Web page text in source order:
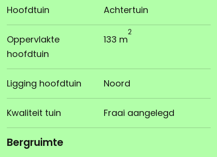
Hoofdtuin Achtertuin
Oppervlakte
hoofdtuin
133 m
2
Ligging hoofdtuin Noord
Kwaliteit tuin Fraai aangelegd
Bergruimte